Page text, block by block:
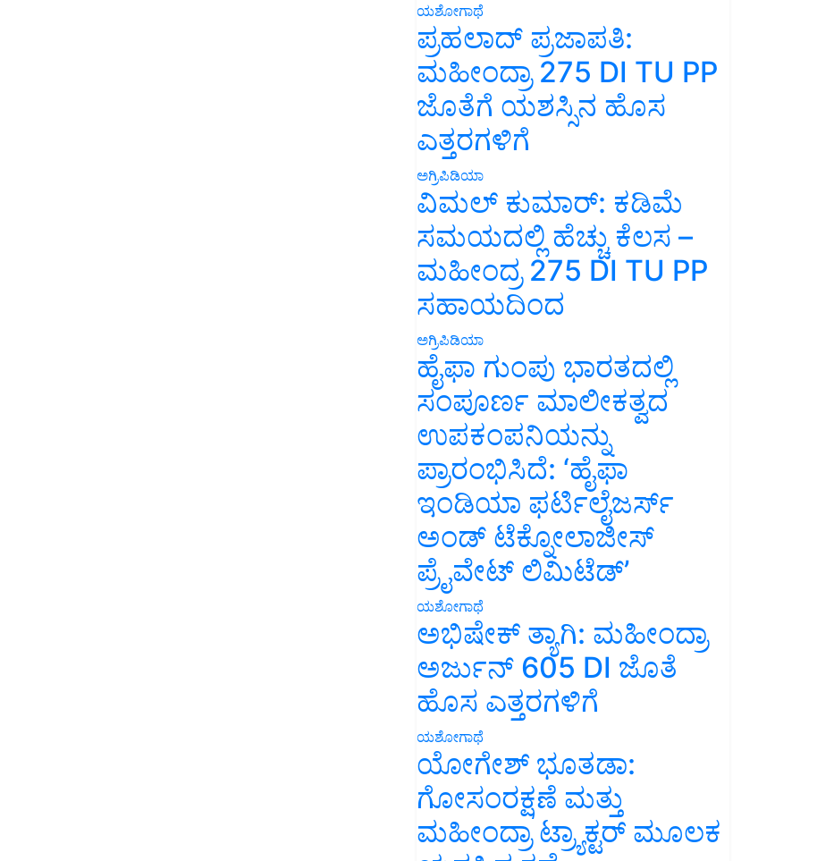
ಯಶೋಗಾಥೆ
ಪ್ರಹಲಾದ್ ಪ್ರಜಾಪತಿ:
ಮಹೀಂದ್ರಾ 275 DI TU PP
ಜೊತೆಗೆ ಯಶಸ್ಸಿನ ಹೊಸ
ಎತ್ತರಗಳಿಗೆ
ಅಗ್ರಿಪಿಡಿಯಾ
ವಿಮಲ್ ಕುಮಾರ್: ಕಡಿಮೆ
ಸಮಯದಲ್ಲಿ ಹೆಚ್ಚು ಕೆಲಸ –
ಮಹೀಂದ್ರ 275 DI TU PP
ಸಹಾಯದಿಂದ
ಅಗ್ರಿಪಿಡಿಯಾ
ಹೈಫಾ ಗುಂಪು ಭಾರತದಲ್ಲಿ
ಸಂಪೂರ್ಣ ಮಾಲೀಕತ್ವದ
ಉಪಕಂಪನಿಯನ್ನು
ಪ್ರಾರಂಭಿಸಿದೆ: ‘ಹೈಫಾ
ಇಂಡಿಯಾ ಫರ್ಟಿಲೈಜರ್ಸ್
ಅಂಡ್ ಟೆಕ್ನೋಲಾಜೀಸ್
ಪ್ರೈವೇಟ್ ಲಿಮಿಟೆಡ್’
ಯಶೋಗಾಥೆ
ಅಭಿಷೇಕ್ ತ್ಯಾಗಿ: ಮಹೀಂದ್ರಾ
ಅರ್ಜುನ್ 605 DI ಜೊತೆ
ಹೊಸ ಎತ್ತರಗಳಿಗೆ
ಯಶೋಗಾಥೆ
ಯೋಗೇಶ್ ಭೂತಡಾ:
ಗೋಸಂರಕ್ಷಣೆ ಮತ್ತು
ಮಹೀಂದ್ರಾ ಟ್ರ್ಯಾಕ್ಟರ್ ಮೂಲಕ